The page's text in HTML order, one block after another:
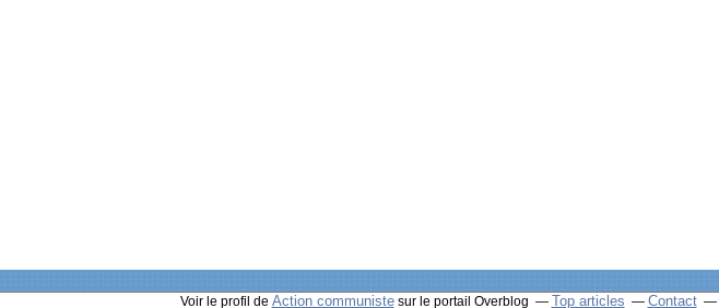
Voir le profil de Action communistesur le portail Overblog Top articles Contact